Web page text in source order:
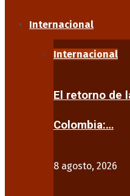
Internacional
Internacional
El retorno de
Colombia:…
8 agosto, 2026